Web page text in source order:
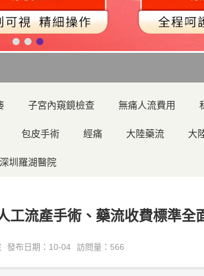
子宮內窺鏡檢查 無痛人流費用
包皮手術 經痛 大陸藥流 大
深圳羅湖醫院
工流產手術、藥流收費標準全
發布日期：10-04 訪問量：566